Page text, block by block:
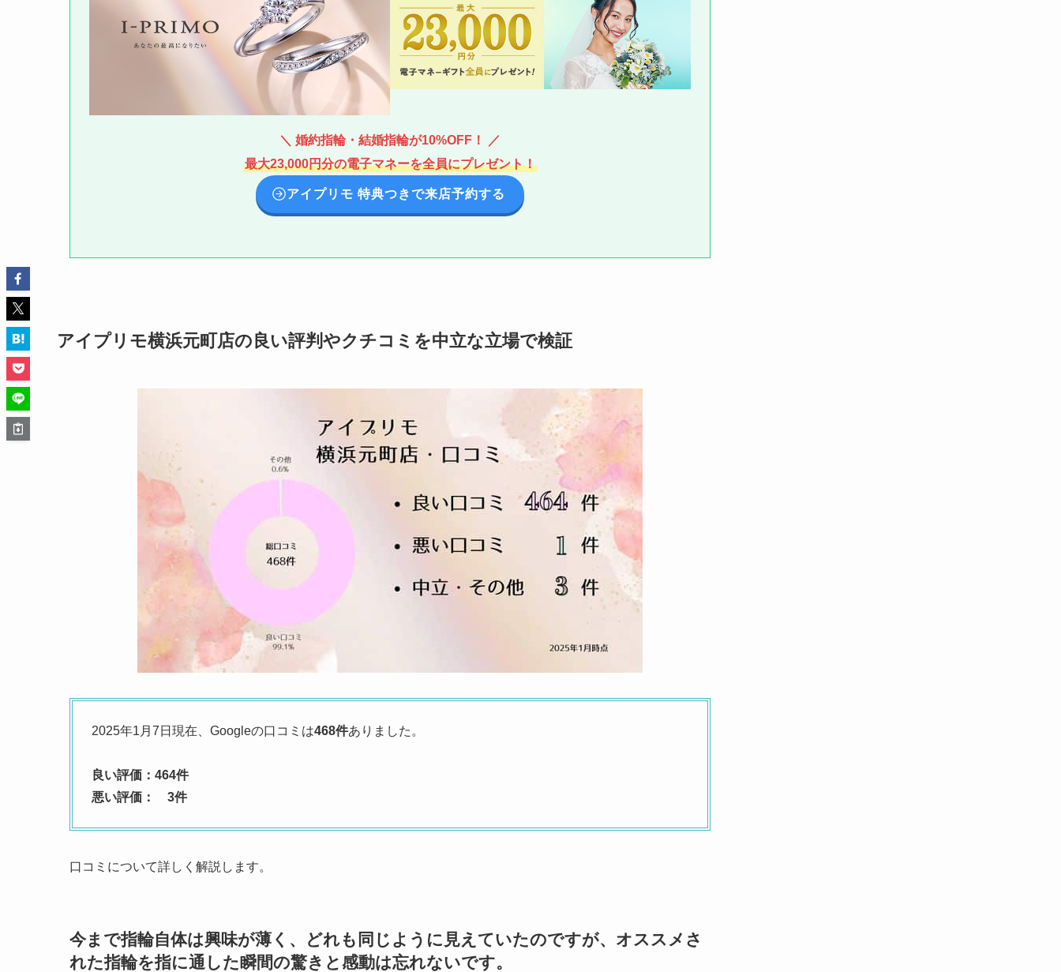
＼ 婚約指輪・結婚指輪が10%OFF！ ／
最大23,000円分の電子マネーを全員にプレゼント！
アイプリモ 特典つきで来店予約する
アイプリモ横浜元町店の良い評判やクチコミを中立な立場で検証
2025年1月7日現在、Googleの口コミは468件ありました。
良い評価：464件
悪い評価： 3件
口コミについて詳しく解説します。
今まで指輪自体は興味が薄く、どれも同じように見えていたのですが、オススメさ
れた指輪を指に通した瞬間の驚きと感動は忘れないです。